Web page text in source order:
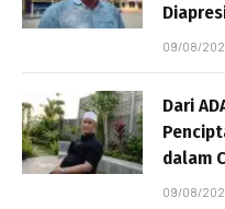
09/08/
Dari
dalam
09/08/